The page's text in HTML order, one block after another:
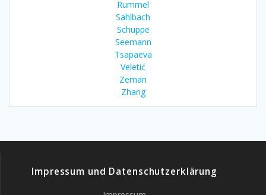
Rummel
Sahlbach
Schuppe
Seemann
Tsapaeva
Veletić
Zeman
Zhang
Impressum und Datenschutzerklärung